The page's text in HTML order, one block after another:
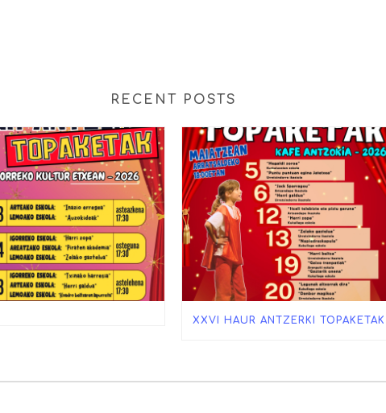
RECENT POSTS
XXVI HAUR ANTZERKI TOPAKETAK